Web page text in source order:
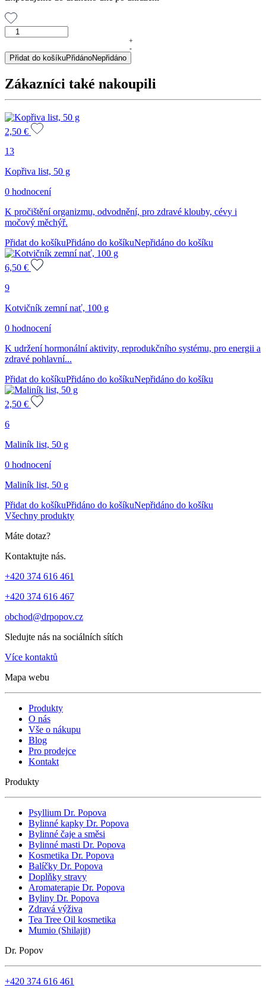
Lněné
250
g
+
-
Přidat do košíkuPřidánoNepřidáno
Zákazníci také nakoupili
2,50 €
13
Kopřiva list, 50 g
0 hodnocení
K pročištění organizmu, odvodnění, pro zdravé klouby, cévy i
močový měchýř.
Přidat do košíkuPřidáno do košíkuNepřidáno do košíku
6,50 €
9
Kotvičník zemní nať, 100 g
0 hodnocení
K udržení hormonální aktivity, reprodukčního systému, pro energii a
zdravé pohlavní...
Přidat do košíkuPřidáno do košíkuNepřidáno do košíku
2,50 €
6
Maliník list, 50 g
0 hodnocení
Maliník list, 50 g
Přidat do košíkuPřidáno do košíkuNepřidáno do košíku
Všechny produkty
Máte dotaz?
Kontaktujte nás.
+420 374 616 461
+420 374 616 467
obchod@drpopov.cz
Sledujte nás na sociálních sítích
Více kontaktů
Mapa webu
Produkty
O nás
Vše o nákupu
Blog
Pro prodejce
Kontakt
Produkty
Psyllium Dr. Popova
Bylinné kapky Dr. Popova
Bylinné čaje a směsi
Bylinné masti Dr. Popova
Kosmetika Dr. Popova
Balíčky Dr. Popova
Doplňky stravy
Aromaterapie Dr. Popova
Byliny Dr. Popova
Zdravá výživa
Tea Tree Oil kosmetika
Mumio (Shilajit)
Dr. Popov
+420 374 616 461